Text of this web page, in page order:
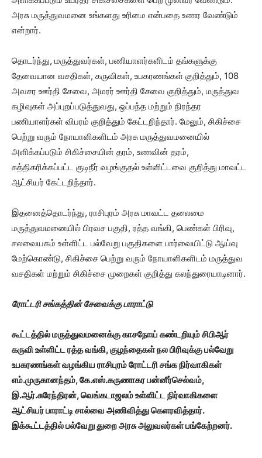
அரசு மருத்துவமனை உங்களது உரிமை என்பதை உணர வேண்டும்
என்றார்.
தொடர்ந்து, மருத்துவர்கள், பணியாளர்களிடம் தங்களுக்கு
தேவையான வசதிகள், கருவிகள், உபகரணங்கள் குறித்தும், 108
அவசர ஊர்தி சேவை, அமரர் ஊர்தி சேவை குறித்தும், மருத்துவ
கழிவுகள் அப்புறப்படுத்துவது, ஒப்பந்த மற்றும் நிரந்தர
பணியாளர்கள் விபரம் குறித்தும் கேட்டறிந்தார். மேலும், சிகிச்சை
பெற்று வரும் நோயாளிகளிடம் அரசு மருத்துவமனையில்
அளிக்கப்படும் சிகிச்சையின் தரம், உணவின் தரம்,
சுத்திகரிக்கப்பட்ட குடிநீர் வழங்குதல் உள்ளிட்டவை குறித்து மாவட்ட
ஆட்சியர் கேட்டறிந்தார்.
இதனைத்தொடர்ந்து, ராசிபுரம் அரசு மாவட்ட தலைமை
மருத்துவமனையில் பிரவச பகுதி, ரத்த வங்கி, பெண்கள் பிரிவு,
சலவையகம் உள்ளிட்ட பல்வேறு பகுதிகளை பார்வையிட்டு ஆய்வு
மேற்கொண்டு, சிகிச்சை பெற்று வரும் நோயாளிகளிடம் மருத்துவ
வசதிகள் மற்றும் சிகிச்சை முறைகள் குறித்து கலந்துரையாடினார்.
ரோட்டரி சங்கத்தின் சேவைக்கு பாராட்டு
கூட்டத்தில் மருத்துவமனைக்கு காசநோய் கண்டறியும் சிபிஆர்
கருவி உள்ளிட்ட ரத்த வங்கி, குழந்தைகள் நல பிரிவுக்கு பல்வேறு
உபகரணங்கள் வழங்கிய ராசிபுரம் ரோட்டரி சங்க நிர்வாகிகள்
எம்.முருகானந்தம், கே.எஸ்.கருணாகர பன்னீர்செல்வம்,
இ.ஆர்.சுரேந்திரன், வெங்கடாஜலம் உள்ளிட்ட நிர்வாகிகளை
ஆட்சியர் பாராட்டி சால்வை அணிவித்து கெளரவித்தார்.
இக்கூட்டத்தில் பல்வேறு துறை அரசு அலுவலர்கள் பங்கேற்றனர்.